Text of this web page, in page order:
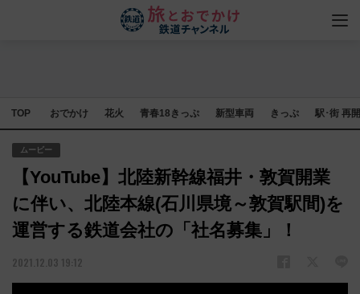
TOP おでかけ 花火 青春18きっぷ 新型車両 きっぷ 駅･街 再
ムービー
【YouTube】北陸新幹線福井・敦賀開業
に伴い、北陸本線(石川県境～敦賀駅間)を
運営する鉄道会社の「社名募集」！
2021.12.03 19:12